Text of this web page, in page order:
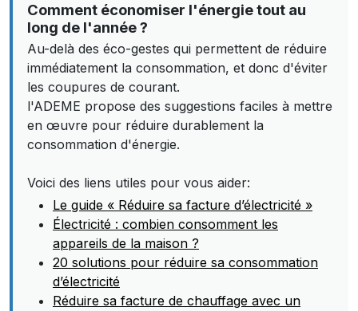
Comment économiser l'énergie tout au
long de l'année ?
Au-delà des éco-gestes qui permettent de réduire
immédiatement la consommation, et donc d'éviter
les coupures de courant.
l'ADEME propose des suggestions faciles à mettre
en œuvre pour réduire durablement la
consommation d'énergie.
Voici des liens utiles pour vous aider:
Le guide « Réduire sa facture d’électricité »
Électricité : combien consomment les
appareils de la maison ?
20 solutions pour réduire sa consommation
d’électricité
Réduire sa facture de chauffage avec un